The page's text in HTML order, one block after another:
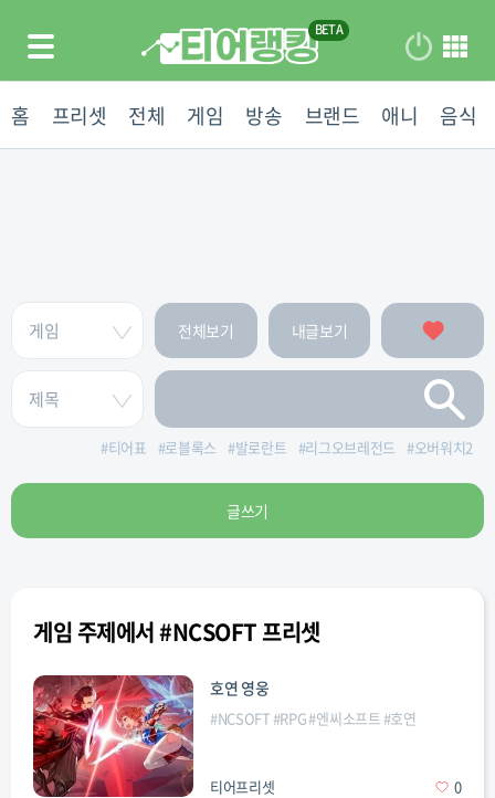
홈 프리셋 전체 게임 방송 브랜드 애니 음식
전체보기 내글보기
#티어표 #로블록스 #발로란트 #리그오브레전드 #오버워치2
글쓰기
게임 주제에서 #NCSOFT 프리셋
호연 영웅
#NCSOFT#RPG#엔씨소프트#호연
티어프리셋 0